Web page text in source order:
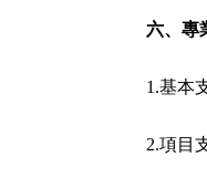
六、專
1.基本
2.項目